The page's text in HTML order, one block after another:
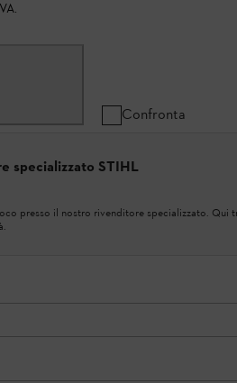
Confronta
specializzato STIHL
presso il nostro rivenditore specializzato. Qui